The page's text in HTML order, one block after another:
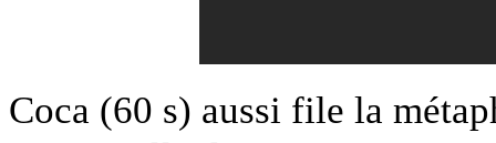
Coca (60 s) aussi file la